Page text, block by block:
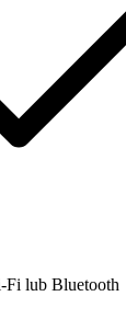
Fi lub Bluetooth